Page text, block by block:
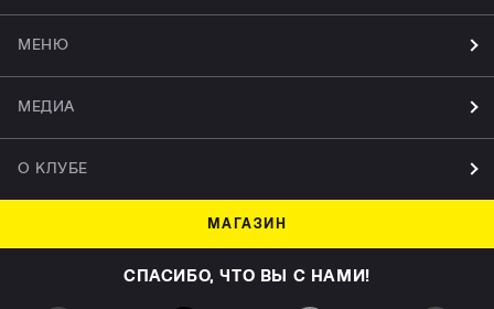
МЕНЮ
МЕДИА
О КЛУБЕ
МАГАЗИН
СПАСИБО, ЧТО ВЫ С НАМИ!